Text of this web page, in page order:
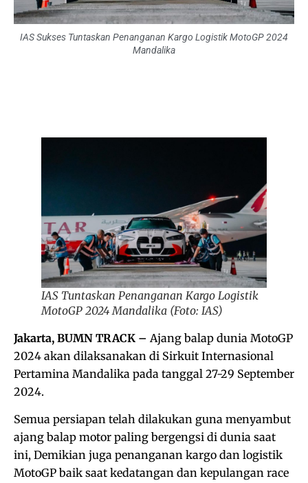
IAS Sukses Tuntaskan Penanganan Kargo Logistik MotoGP 2024
Mandalika
IAS Tuntaskan Penanganan Kargo Logistik
MotoGP 2024 Mandalika (Foto: IAS)
Jakarta, BUMN TRACK – Ajang balap dunia MotoGP
2024 akan dilaksanakan di Sirkuit Internasional
Pertamina Mandalika pada tanggal 27-29 September
2024.
Semua persiapan telah dilakukan guna menyambut
ajang balap motor paling bergengsi di dunia saat
ini, Demikian juga penanganan kargo dan logistik
MotoGP baik saat kedatangan dan kepulangan race